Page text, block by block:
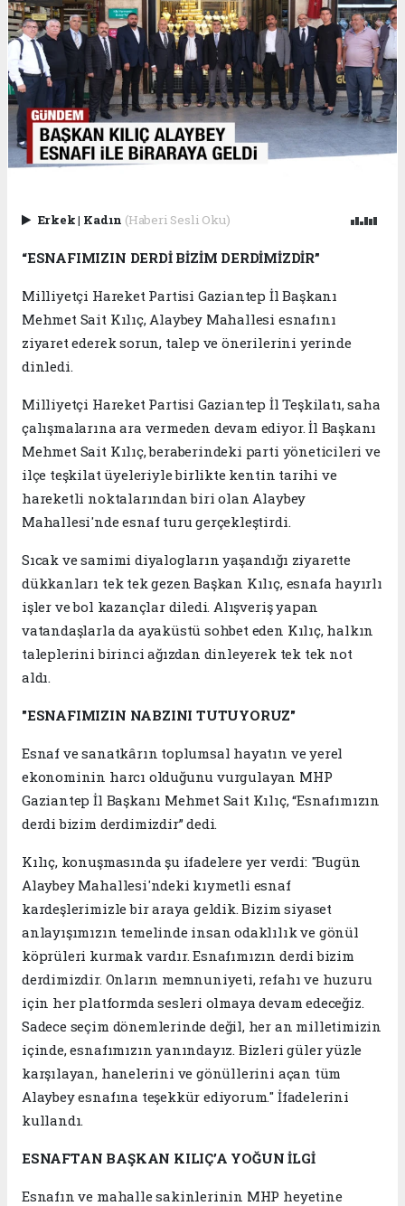
Erkek| Kadın (Haberi Sesli Oku)
“ESNAFIMIZIN DERDİ BİZİM DERDİMİZDİR”
Milliyetçi Hareket Partisi Gaziantep İl Başkanı
Mehmet Sait Kılıç, Alaybey Mahallesi esnafını
ziyaret ederek sorun, talep ve önerilerini yerinde
dinledi.
Milliyetçi Hareket Partisi Gaziantep İl Teşkilatı, saha
çalışmalarına ara vermeden devam ediyor. İl Başkanı
Mehmet Sait Kılıç, beraberindeki parti yöneticileri ve
ilçe teşkilat üyeleriyle birlikte kentin tarihi ve
hareketli noktalarından biri olan Alaybey
Mahallesi'nde esnaf turu gerçekleştirdi.
Sıcak ve samimi diyalogların yaşandığı ziyarette
dükkanları tek tek gezen Başkan Kılıç, esnafa hayırlı
işler ve bol kazançlar diledi. Alışveriş yapan
vatandaşlarla da ayaküstü sohbet eden Kılıç, halkın
taleplerini birinci ağızdan dinleyerek tek tek not
aldı.
"ESNAFIMIZIN NABZINI TUTUYORUZ"
Esnaf ve sanatkârın toplumsal hayatın ve yerel
ekonominin harcı olduğunu vurgulayan MHP
Gaziantep İl Başkanı Mehmet Sait Kılıç, “Esnafımızın
derdi bizim derdimizdir” dedi.
Kılıç, konuşmasında şu ifadelere yer verdi: "Bugün
Alaybey Mahallesi'ndeki kıymetli esnaf
kardeşlerimizle bir araya geldik. Bizim siyaset
anlayışımızın temelinde insan odaklılık ve gönül
köprüleri kurmak vardır. Esnafımızın derdi bizim
derdimizdir. Onların memnuniyeti, refahı ve huzuru
için her platformda sesleri olmaya devam edeceğiz.
Sadece seçim dönemlerinde değil, her an milletimizin
içinde, esnafımızın yanındayız. Bizleri güler yüzle
karşılayan, hanelerini ve gönüllerini açan tüm
Alaybey esnafına teşekkür ediyorum." İfadelerini
kullandı.
ESNAFTAN BAŞKAN KILIÇ’A YOĞUN İLGİ
Esnafın ve mahalle sakinlerinin MHP heyetine